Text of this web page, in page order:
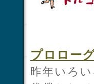
プロロー
昨年いろ